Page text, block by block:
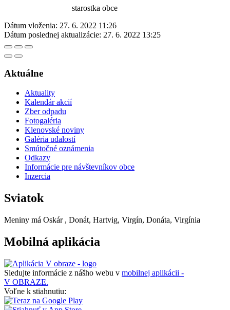
starostka obce
Dátum vloženia: 27. 6. 2022 11:26
Dátum poslednej aktualizácie: 27. 6. 2022 13:25
Aktuálne
Aktuality
Kalendár akcií
Zber odpadu
Fotogaléria
Klenovské noviny
Galéria udalostí
Smútočné oznámenia
Odkazy
Informácie pre návštevníkov obce
Inzercia
Sviatok
Meniny má Oskár , Donát, Hartvig, Virgín, Donáta, Virgínia
Mobilná aplikácia
Sledujte informácie z nášho webu v mobilnej aplikácii -
V OBRAZE.
Voľne k stiahnutiu: